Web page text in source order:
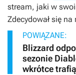
stream, jaki w
Zdecydował się
POWIĄZANE:
Blizzard
sezonie
wkrótce